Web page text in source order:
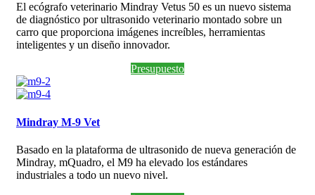
El ecógrafo veterinario Mindray Vetus 50 es un nuevo sistema
de diagnóstico por ultrasonido veterinario montado sobre un
carro que proporciona imágenes increíbles, herramientas
inteligentes y un diseño innovador.
Presupuesto
Mindray M-9 Vet
Basado en la plataforma de ultrasonido de nueva generación de
Mindray, mQuadro, el M9 ha elevado los estándares
industriales a todo un nuevo nivel.